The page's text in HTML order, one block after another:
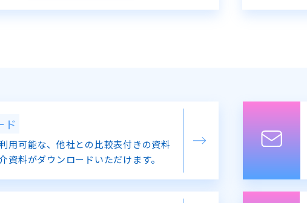
ド
用可能な、他社との比較表付きの資料
資料がダウンロードいただけます。